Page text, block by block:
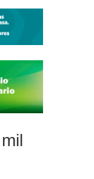
fue
carnes y
en
en